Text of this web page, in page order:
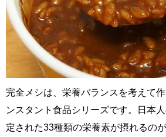
完全メシは、栄養バランスを考えて
ンスタント食品シリーズです。日本
定された33種類の栄養素が摂れるの